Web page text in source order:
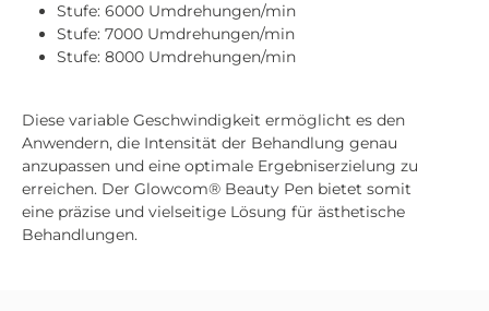
Stufe: 6000 Umdrehungen/min
Stufe: 7000 Umdrehungen/min
Stufe: 8000 Umdrehungen/min
Diese variable Geschwindigkeit ermöglicht es den
Anwendern, die Intensität der Behandlung genau
anzupassen und eine optimale Ergebniserzielung zu
erreichen. Der Glowcom® Beauty Pen bietet somit
eine präzise und vielseitige Lösung für ästhetische
Behandlungen.